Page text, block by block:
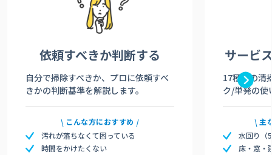
依頼すべきか判断する
自分で掃除すべきか、プロに依頼すべ
きかの判断基準を解説します。
こんな方におすすめ
汚れが落ちなくて困っている
時間をかけたくない
サービ
17種類の清
ク/単発の使
主
水回り（
床・窓・